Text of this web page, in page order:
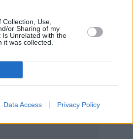
Use,
or Sharing of my
Is Unrelated with the
it was collected.
Data Access Privacy Policy